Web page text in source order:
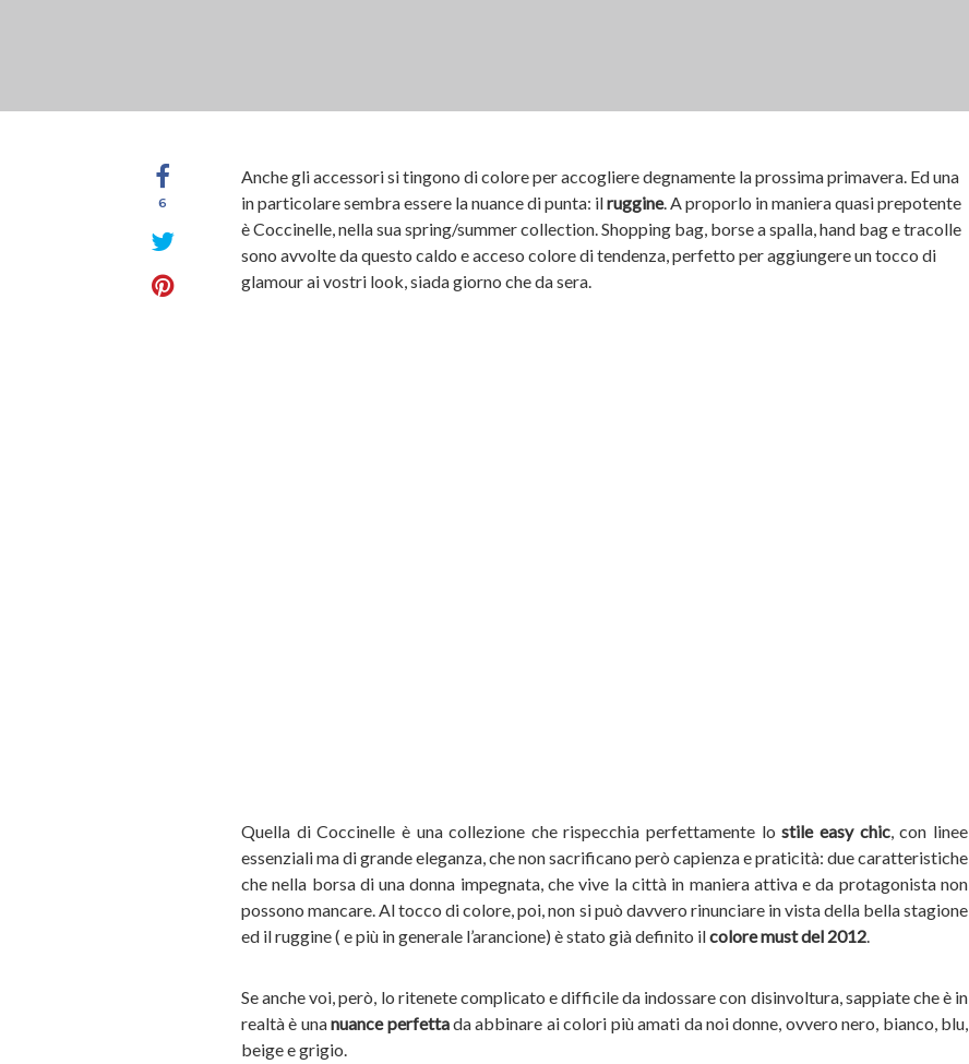
6
Anche gli accessori si tingono di colore per accogliere degnamente la prossima primavera. Ed una
in particolare sembra essere la nuance di punta: ilruggine. A proporlo in maniera quasi prepotente
è Coccinelle, nella sua spring/summer collection. Shopping bag, borse a spalla, hand bag e tracolle
sono avvolte da questo caldo e acceso colore di tendenza, perfetto per aggiungere un tocco di
glamour ai vostri look, siada giorno che da sera.
Quella di Coccinelle è una collezione che rispecchia perfettamente lostile easy chic, con linee
essenziali ma di grande eleganza, che non sacrificano però capienza e praticità: due caratteristiche
che nella borsa di una donna impegnata, che vive la città in maniera attiva e da protagonista non
possono mancare. Al tocco di colore, poi, non si può davvero rinunciare in vista della bella stagione
ed il ruggine ( e più in generale l’arancione) è stato già definito ilcolore must del 2012.
Se anche voi, però, lo ritenete complicato e difficile da indossare con disinvoltura, sappiate che è in
realtà è unanuance perfettada abbinare ai colori più amati da noi donne, ovvero nero, bianco, blu,
beige e grigio.